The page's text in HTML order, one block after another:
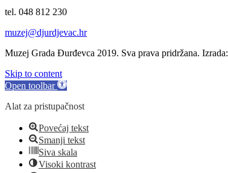
tel. 048 812 230
muzej@djurdjevac.hr
Muzej Grada Đurđevca 2019. Sva prava pridržana. Izrada:
Skip to content
Open toolbar
Alat za pristupačnost
Povećaj tekst
Smanji tekst
Siva skala
Visoki kontrast